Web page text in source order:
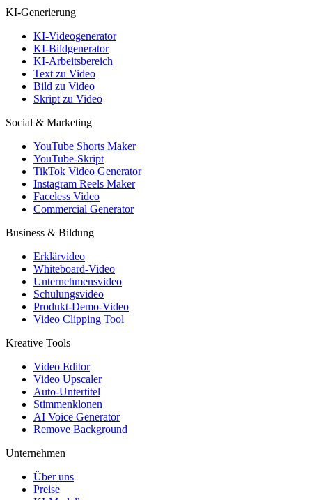
KI-Generierung
KI-Videogenerator
KI-Bildgenerator
KI-Arbeitsbereich
Text zu Video
Bild zu Video
Skript zu Video
Social & Marketing
YouTube Shorts Maker
YouTube-Skript
TikTok Video Generator
Instagram Reels Maker
Faceless Video
Commercial Generator
Business & Bildung
Erklärvideo
Whiteboard-Video
Unternehmensvideo
Schulungsvideo
Produkt-Demo-Video
Video Clipping Tool
Kreative Tools
Video Editor
Video Upscaler
Auto-Untertitel
Stimmenklonen
AI Voice Generator
Remove Background
Unternehmen
Über uns
Preise